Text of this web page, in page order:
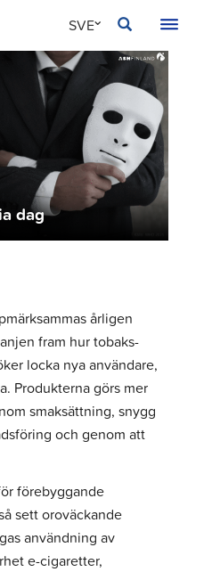
SVE
FIN
ENG
dag
årligen
fram hur tobaks-
locka nya användare,
Produkterna görs mer
smaksättning, snygg
och genom att
förebyggande
sett oroväckande
användning av
e-cigaretter,